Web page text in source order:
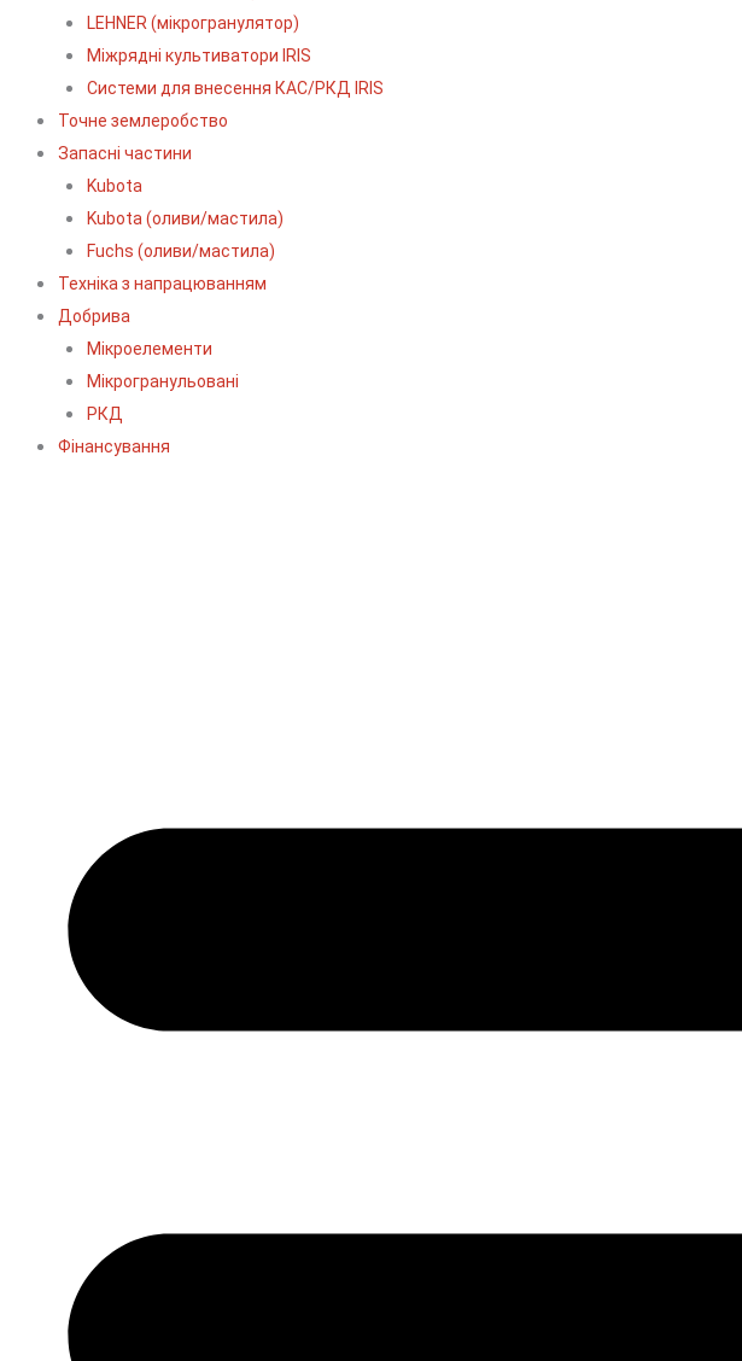
LEHNER (мікрогранулятор)
Міжрядні культиватори IRIS
Системи для внесення КАС/РКД IRIS
Точне землеробство
Запасні частини
Kubota
Kubota (оливи/мастила)
Fuchs (оливи/мастила)
Техніка з напрацюванням
Добрива
Мікроелементи
Мікрогранульовані
РКД
Фінансування